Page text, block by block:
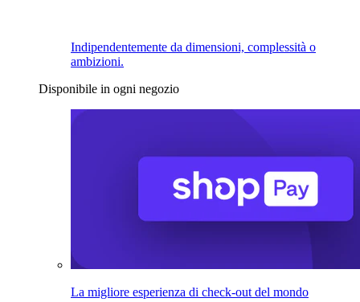
Indipendentemente da dimensioni, complessità o
ambizioni.
Disponibile in ogni negozio
La migliore esperienza di check-out del mondo